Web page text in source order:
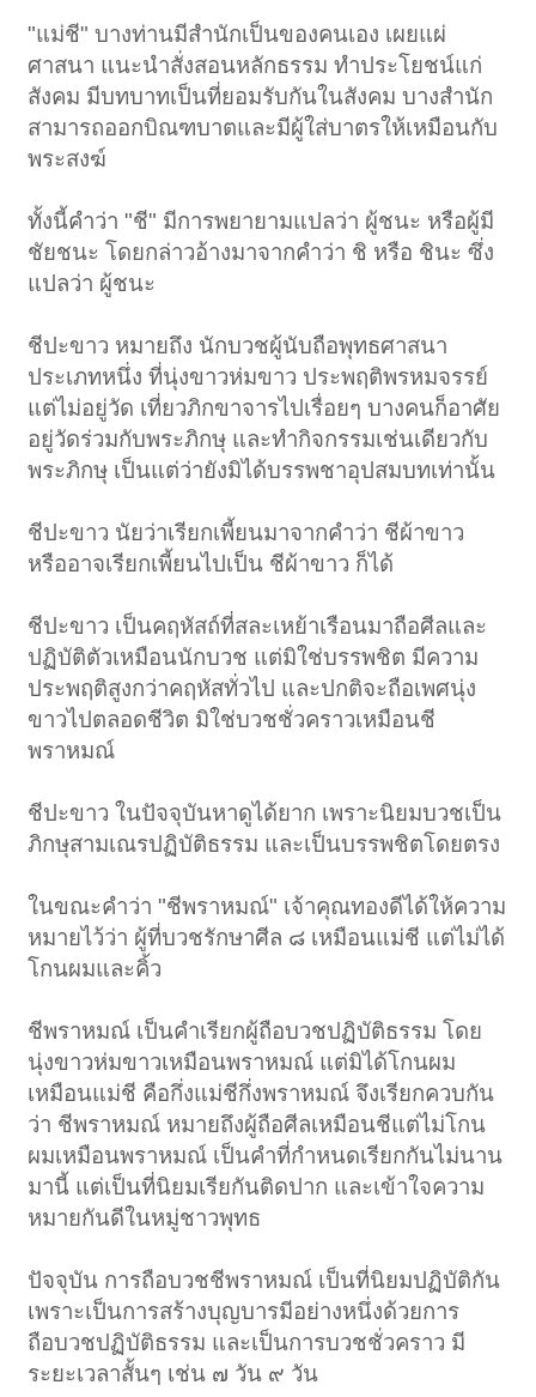
"แม่ชี" บางท่านมีสำนักเป็นของคนเอง เผยแผ่
ศาสนา แนะนำสั่งสอนหลักธรรม ทำประโยชน์แก่
สังคม มีบทบาทเป็นที่ยอมรับกันในสังคม บางสำนัก
สามารถออกบิณฑบาตและมีผู้ใส่บาตรให้เหมือนกับ
พระสงฆ์
ทั้งนี้คำว่า "ชี" มีการพยายามแปลว่า ผู้ชนะ หรือผู้มี
ชัยชนะ โดยกล่าวอ้างมาจากคำว่า ชิ หรือ ชินะ ซึ่ง
แปลว่า ผู้ชนะ
ชีปะขาว หมายถึง นักบวชผู้นับถือพุทธศาสนา
ประเภทหนึ่ง ที่นุ่งขาวห่มขาว ประพฤติพรหมจรรย์
แต่ไม่อยู่วัด เที่ยวภิกขาจารไปเรื่อยๆ บางคนก็อาศัย
อยู่วัดร่วมกับพระภิกษุ และทำกิจกรรมเช่นเดียวกับ
พระภิกษุ เป็นแต่ว่ายังมิได้บรรพชาอุปสมบทเท่านั้น
ชีปะขาว นัยว่าเรียกเพี้ยนมาจากคำว่า ชีผ้าขาว
หรืออาจเรียกเพี้ยนไปเป็น ชีผ้าขาว ก็ได้
ชีปะขาว เป็นคฤหัสถ์ที่สละเหย้าเรือนมาถือศีลและ
ปฏิบัติตัวเหมือนนักบวช แต่มิใช่บรรพชิต มีความ
ประพฤติสูงกว่าคฤหัสทั่วไป และปกติจะถือเพศนุ่ง
ขาวไปตลอดชีวิต มิใช่บวชชั่วคราวเหมือนชี
พราหมณ์
ชีปะขาว ในปัจจุบันหาดูได้ยาก เพราะนิยมบวชเป็น
ภิกษุสามเณรปฏิบัติธรรม และเป็นบรรพชิตโดยตรง
ในขณะคำว่า "ชีพราหมณ์" เจ้าคุณทองดีได้ให้ความ
หมายไว้ว่า ผู้ที่บวชรักษาศีล ๘ เหมือนแม่ชี แต่ไม่ได้
โกนผมและคิ้ว
ชีพราหมณ์ เป็นคำเรียกผู้ถือบวชปฏิบัติธรรม โดย
นุ่งขาวห่มขาวเหมือนพราหมณ์ แต่มิได้โกนผม
เหมือนแม่ชี คือกึ่งแม่ชีกึ่งพราหมณ์ จึงเรียกควบกัน
ว่า ชีพราหมณ์ หมายถึงผู้ถือศีลเหมือนชีแต่ไม่โกน
ผมเหมือนพราหมณ์ เป็นคำที่กำหนดเรียกกันไม่นาน
มานี้ แต่เป็นที่นิยมเรียกันติดปาก และเข้าใจความ
หมายกันดีในหมู่ชาวพุทธ
ปัจจุบัน การถือบวชชีพราหมณ์ เป็นที่นิยมปฏิบัติกัน
เพราะเป็นการสร้างบุญบารมีอย่างหนึ่งด้วยการ
ถือบวชปฏิบัติธรรม และเป็นการบวชชั่วคราว มี
ระยะเวลาสั้นๆ เช่น ๗ วัน ๙ วัน